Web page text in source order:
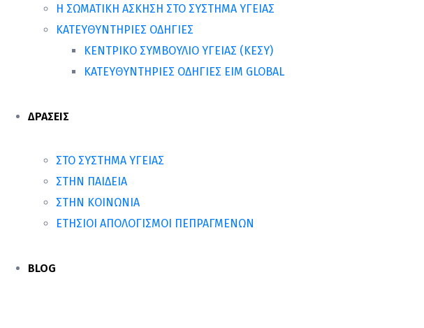
Η ΣΩΜΑΤΙΚΗ ΑΣΚΗΣΗ ΣΤΟ ΣΥΣΤΗΜΑ ΥΓΕΙΑΣ
ΚΑΤΕΥΘΥΝΤΗΡΙΕΣ ΟΔΗΓΙΕΣ
ΚΕΝΤΡΙΚΟ ΣΥΜΒΟΥΛΙΟ ΥΓΕΙΑΣ (ΚΕΣΥ)
ΚΑΤΕΥΘΥΝΤΗΡΙΕΣ ΟΔΗΓΙΕΣ EIM GLOBAL
ΔΡΑΣΕΙΣ
ΣΤΟ ΣΥΣΤΗΜΑ ΥΓΕΙΑΣ
ΣΤΗΝ ΠΑΙΔΕΙΑ
ΣΤΗΝ ΚΟΙΝΩΝΙΑ
ΕΤΗΣΙΟΙ ΑΠΟΛΟΓΙΣΜΟΙ ΠΕΠΡΑΓΜΕΝΩΝ
BLOG